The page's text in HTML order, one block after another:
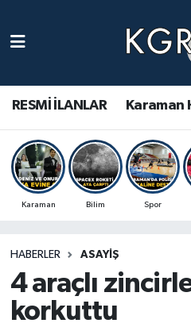
RESMİ İLANLAR Karaman
Karaman Bilim Spor
HABERLER ASAYIŞ
4 araçlı
korkuttu
Gündem Haberleri
Güncel Haberler
Spor Haberleri
Ulusal Haberler
Vefat Edenler